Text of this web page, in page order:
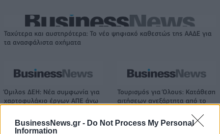
BusinessNews.gr - Do Not Process My Personal
Information
Ταχύτερα και αυστηρότερα: Το νέο ψηφιακό καθεστώς της ΑΑΔΕ για
τα ανασφάλιστα οχήματα
Όμιλος ΔΕΗ: Νέα συμφωνία για
χαρτοφυλάκιο έργων ΑΠΕ άνω
Ουγγαρία
Τουρισμός για Όλους: Kατάθεση
αιτήσεων ανεξάρτητα από το